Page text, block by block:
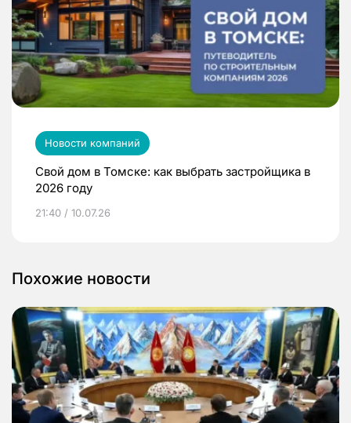
Новости компаний
Свой дом в Томске: как выбрать застройщика в
2026 году
21:40 / 10.07.26
Похожие новости